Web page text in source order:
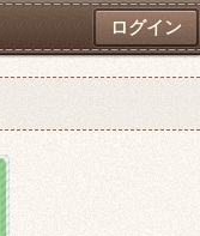
ログイン